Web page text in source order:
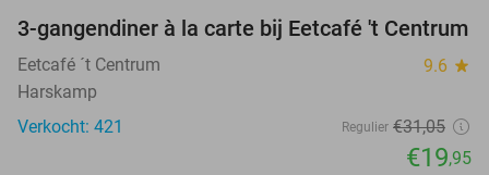
36%
3-gangendiner à la carte bij Eetcafé 't Centrum
Eetcafé ´t Centrum 9.6 star
Harskamp
Verkocht: 421
Regulier €31,05
€19,95